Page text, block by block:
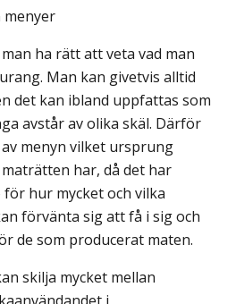
ha rätt att veta vad man
Man kan givetvis alltid
det kan ibland uppfattas som
avstår av olika skäl. Därför
menyn vilket ursprung
har, då det har
hur mycket och vilka
förvänta sig att få i sig och
de som producerat maten.
skilja mycket mellan